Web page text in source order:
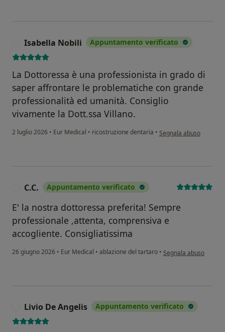
Isabella Nobili Appuntamento verificato
La Dottoressa è una professionista in grado di
saper affrontare le problematiche con grande
professionalità ed umanità. Consiglio
vivamente la Dott.ssa Villano.
2 luglio 2026 • Eur Medical • ricostruzione dentaria • secondo l'opinione
Segnala abuso
C.C. Appuntamento verificato
E' la nostra dottoressa preferita! Sempre
professionale ,attenta, comprensiva e
accogliente. Consigliatissima
26 giugno 2026 • Eur Medical • ablazione del tartaro • secondo l'opinione
Segnala abuso
Livio De Angelis Appuntamento verificato